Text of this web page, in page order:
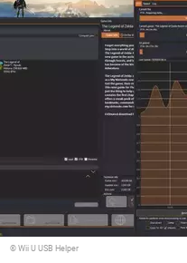
© Wii U USB Helper